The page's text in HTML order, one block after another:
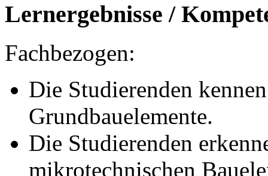
Lernergebnisse /
Fachbezogen:
Die Studierenden
Grundbauelemente.
Die Studierenden
mikrotechnischen